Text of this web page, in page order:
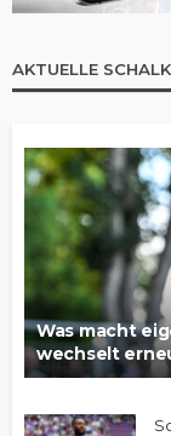
AKTUELLE
Was macht
wechselt